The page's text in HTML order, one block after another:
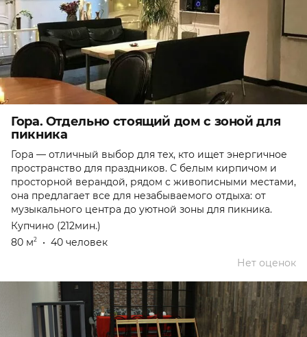
Гора. Отдельно стоящий дом с зоной для
пикника
Гора — отличный выбор для тех, кто ищет энергичное
пространство для праздников. С белым кирпичом и
просторной верандой, рядом с живописными местами,
она предлагает все для незабываемого отдыха: от
музыкального центра до уютной зоны для пикника.
Купчино (212мин.)
80 м2 • 40 человек
Нет оценок